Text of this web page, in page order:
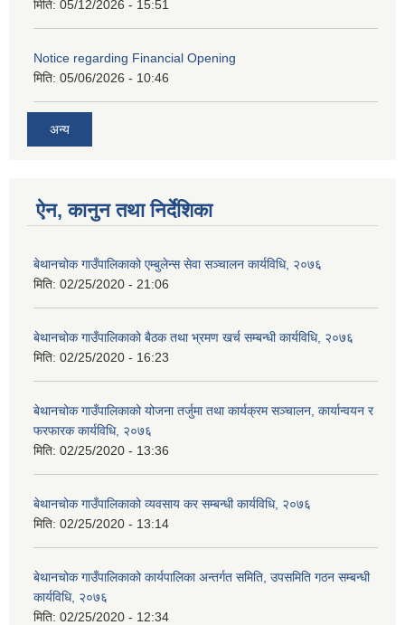
मिति: 05/12/2026 - 15:51
Notice regarding Financial Opening
मिति: 05/06/2026 - 10:46
अन्य
ऐन, कानुन तथा निर्देशिका
बेथानचोक गाउँपालिकाको एम्बुलेन्स सेवा सञ्चालन कार्यविधि, २०७६
मिति: 02/25/2020 - 21:06
बेथानचोक गाउँपालिकाको बैठक तथा भ्रमण खर्च सम्बन्धी कार्यविधि, २०७६
मिति: 02/25/2020 - 16:23
बेथानचोक गाउँपालिकाको योजना तर्जुमा तथा कार्यक्रम सञ्चालन, कार्यान्वयन र
फरफारक कार्यविधि, २०७६
मिति: 02/25/2020 - 13:36
बेथानचोक गाउँपालिकाको व्यवसाय कर सम्बन्धी कार्यविधि, २०७६
मिति: 02/25/2020 - 13:14
बेथानचोक गाउँपालिकाको कार्यपालिका अन्तर्गत समिति, उपसमिति गठन सम्बन्धी
कार्यविधि, २०७६
मिति: 02/25/2020 - 12:34